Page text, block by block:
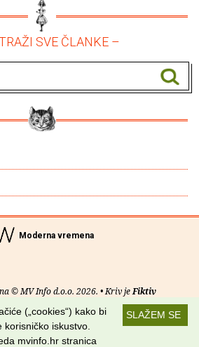
SVE ČLANKE –
Moderna vremena
© MV Info d.o.o. 2026. • Kriv jeFiktiv
Uvjeti korištenja RSS kanali
Potraži nas na:
SLAŽEM SE
(„cookies“) kako bi
iskustvo.
mvinfo.hr stranica